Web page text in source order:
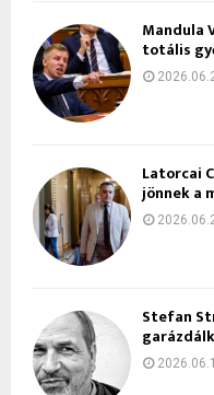
Mandula
totális
Latorcai
jönnek a
Stefan